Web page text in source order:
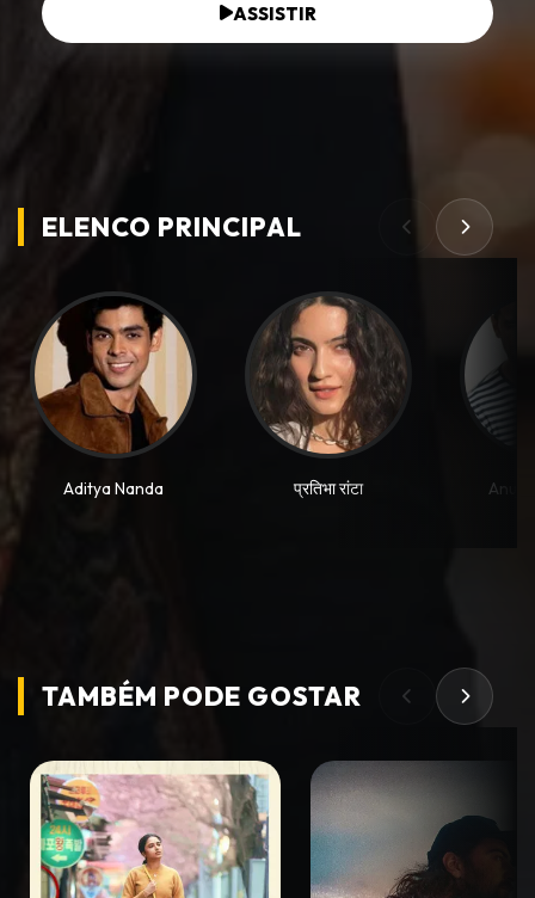
ASSISTIR
ELENCO PRINCIPAL
Aditya Nanda प्रतिभा रांटा Anuj
TAMBÉM PODE GOSTAR